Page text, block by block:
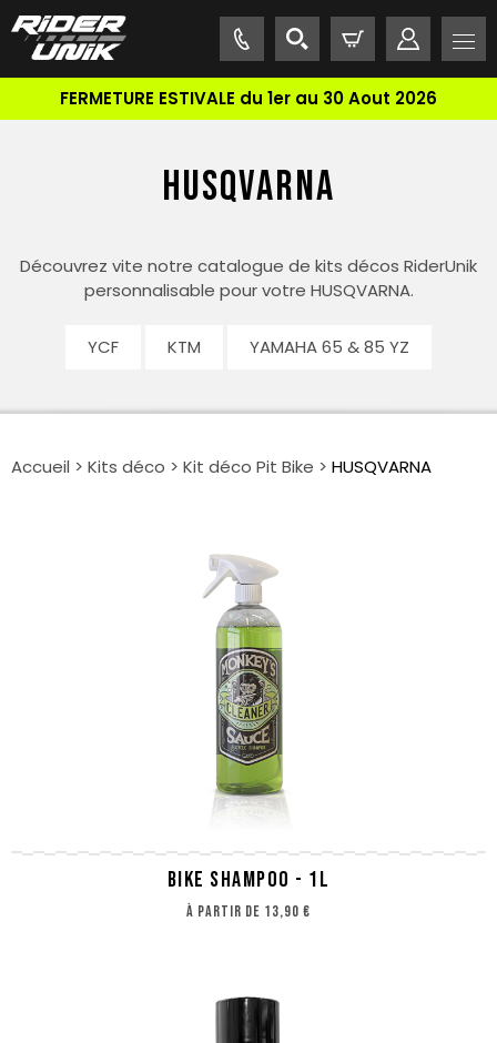
FERMETURE ESTIVALE du 1er au 30 Aout 2026
HUSQVARNA
Découvrez vite notre catalogue de kits décos RiderUnik
personnalisable pour votre HUSQVARNA.
YCF KTM YAMAHA 65 & 85 YZ
Accueil > Kits déco > Kit déco Pit Bike > HUSQVARNA
BIKE SHAMPOO - 1L
à partir de 13,90 €